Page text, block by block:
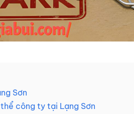
Sơn
công ty tại Lạng Sơn